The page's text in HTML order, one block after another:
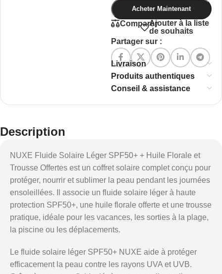
Acheter Maintenant
ComparerAjouter à la liste
de souhaits
Partager sur :
Livraison
Produits authentiques
Conseil & assistance
Description
NUXE Fluide Solaire Léger SPF50+ + Huile Florale et
Trousse Offertes est un coffret solaire complet conçu pour
protéger, nourrir et sublimer la peau pendant les journées
ensoleillées. Il associe un fluide solaire léger à haute
protection SPF50+, une huile florale offerte et une trousse
pratique, idéale pour les vacances, les sorties à la plage,
la piscine ou les déplacements.
Le fluide solaire léger SPF50+ NUXE aide à protéger
efficacement la peau contre les rayons UVA et UVB.